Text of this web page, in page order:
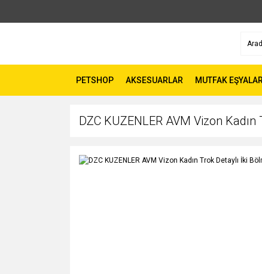
PETSHOP AKSESUARLAR MUTFAK
DZC KUZENLER AVM Vizon